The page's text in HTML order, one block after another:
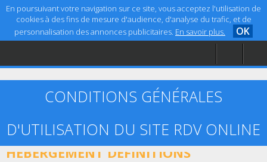
En poursuivant votre navigation sur ce site, vous acceptez l'utilisation de
cookies à des fins de mesure d'audience, d'analyse du trafic, et de
personnalisation des annonces publicitaires. En savoir plus. OK
Accueil
Aide
CONDITIONS GÉNÉRALES
D'UTILISATION DU SITE RDV ONLINE
ARTICLE 1 – ÉDITEUR, CRÉATION ET
HÉBERGEMENT DÉFINITIONS